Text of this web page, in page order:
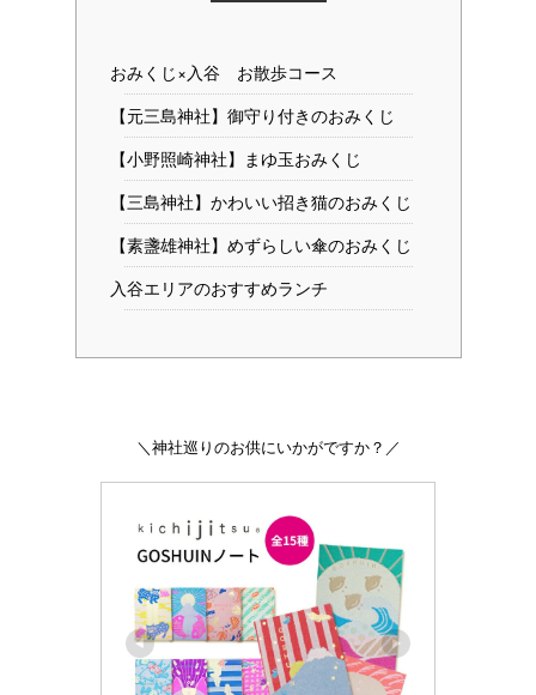
おみくじ×入谷 お散歩コース
【元三島神社】御守り付きのおみくじ
【小野照崎神社】まゆ玉おみくじ
【三島神社】かわいい招き猫のおみくじ
【素盞雄神社】めずらしい傘のおみくじ
入谷エリアのおすすめランチ
＼神社巡りのお供にいかがですか？／